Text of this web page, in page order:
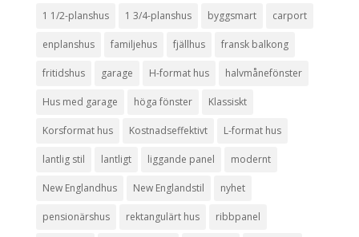
1 1/2-planshus 1 3/4-planshus byggsmart carport
enplanshus familjehus fjällhus fransk balkong
fritidshus garage H-format hus halvmånefönster
Hus med garage höga fönster Klassiskt
Korsformat hus Kostnadseffektivt L-format hus
lantlig stil lantligt liggande panel modernt
New Englandhus New Englandstil nyhet
pensionärshus rektangulärt hus ribbpanel